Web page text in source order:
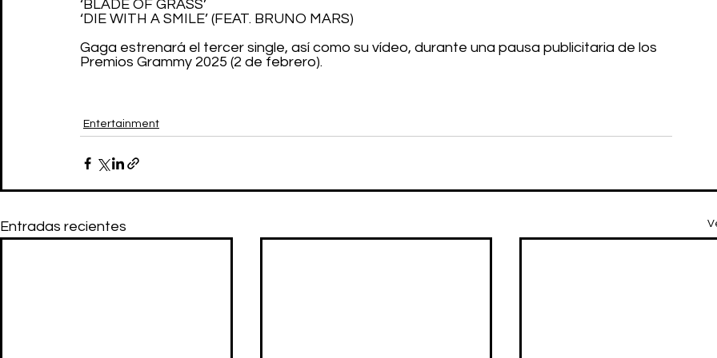
‘BLADE OF GRASS’
‘DIE WITH A SMILE’ (FEAT. BRUNO MARS)
Gaga estrenará el tercer single, así como su vídeo, durante una pausa publicitaria de los
Premios Grammy 2025 (2 de febrero).
Entertainment
Entradas recientes